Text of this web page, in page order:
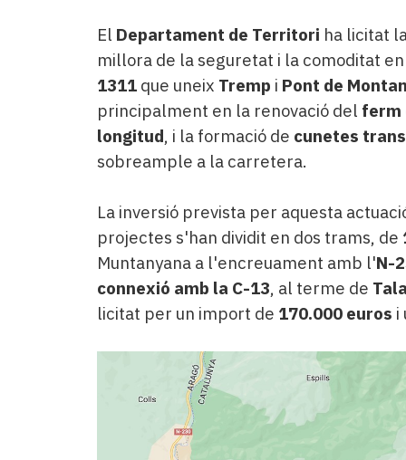
El Departament de Territori ha licitat
millora de la seguretat i la comoditat
1311 que uneix Tremp i Pont de
principalment en la renovació del ferm
longitud, i la formació de cunetes
sobreample a la carretera.
La inversió prevista per aquesta
projectes s'han dividit en dos trams, de
Muntanyana a l'encreuament amb l'N-
connexió amb la C-13, al terme de
licitat per un import de 170.000 euros i